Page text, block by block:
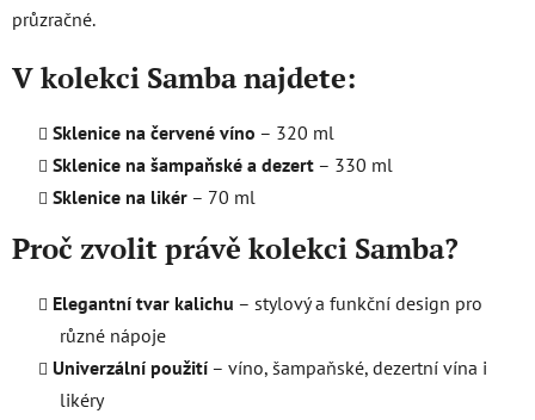
k
v
ý
s
u
průzračné.
V kolekci Samba najdete:
Sklenice na červené víno – 320 ml
Sklenice na šampaňské a dezert – 330 ml
Sklenice na likér – 70 ml
Proč zvolit právě kolekci Samba?
Elegantní tvar kalichu – stylový a funkční design pro
různé nápoje
Univerzální použití – víno, šampaňské, dezertní vína i
likéry